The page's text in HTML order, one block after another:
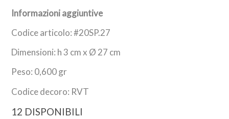
Informazioni aggiuntive
Codice articolo: #20SP.27
Dimensioni: h 3 cm x Ø 27 cm
Peso: 0,600 gr
Codice decoro: RVT
12 DISPONIBILI